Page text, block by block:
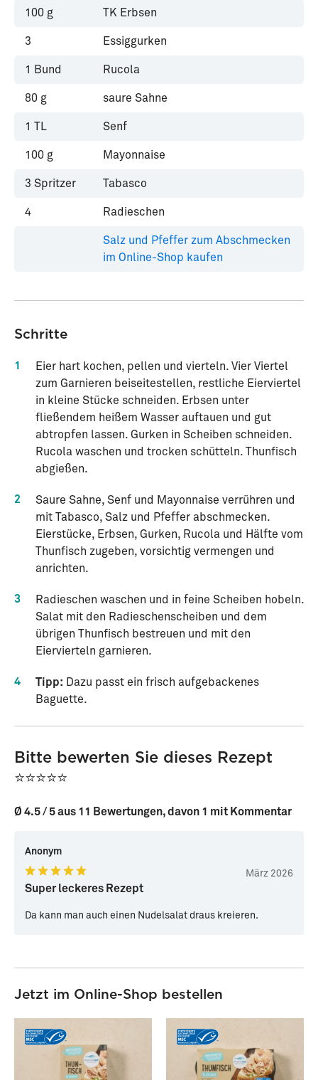
100 g TK Erbsen
3 Essiggurken
1 Bund Rucola
80 g saure Sahne
1 TL Senf
100 g Mayonnaise
3 Spritzer Tabasco
4 Radieschen
Salz und Pfeffer zum Abschmecken
im Online-Shop kaufen
Schritte
1
Eier hart kochen, pellen und vierteln. Vier Viertel
zum Garnieren beiseitestellen, restliche Eierviertel
in kleine Stücke schneiden. Erbsen unter
fließendem heißem Wasser auftauen und gut
abtropfen lassen. Gurken in Scheiben schneiden.
Rucola waschen und trocken schütteln. Thunfisch
abgießen.
2
Saure Sahne, Senf und Mayonnaise verrühren und
mit Tabasco, Salz und Pfeffer abschmecken.
Eierstücke, Erbsen, Gurken, Rucola und Hälfte vom
Thunfisch zugeben, vorsichtig vermengen und
anrichten.
3
Radieschen waschen und in feine Scheiben hobeln.
Salat mit den Radieschenscheiben und dem
übrigen Thunfisch bestreuen und mit den
Eiervierteln garnieren.
4 Tipp: Dazu passt ein frisch aufgebackenes
Baguette.
Bitte bewerten Sie dieses Rezept
⭐⭐⭐⭐⭐
Ø 4.5 / 5 aus 11 Bewertungen, davon 1 mit Kommentar
Anonym
März 2026
Super leckeres Rezept
Da kann man auch einen Nudelsalat draus kreieren.
Jetzt im Online-Shop bestellen